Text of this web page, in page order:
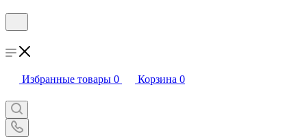
Избранные товары 0 Корзина 0